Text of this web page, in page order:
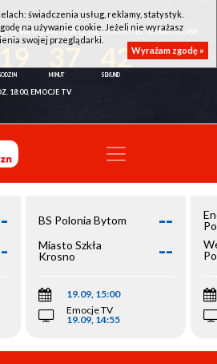
WROCŁAW - KSK QEMETICA NOTEĆ INOWROCŁAW
42
18:00, EMOCJE TV
BS Polonia Bytom --
Miasto Szkła
Krosno
--
19.09, 15:00
Emocje TV
19.09, 14:55
świadczenia usług, reklamy, statystyk.
na używanie cookie. Jeżeli nie wyrażasz
swojej przeglądarki.
Wyrażam zgodę »